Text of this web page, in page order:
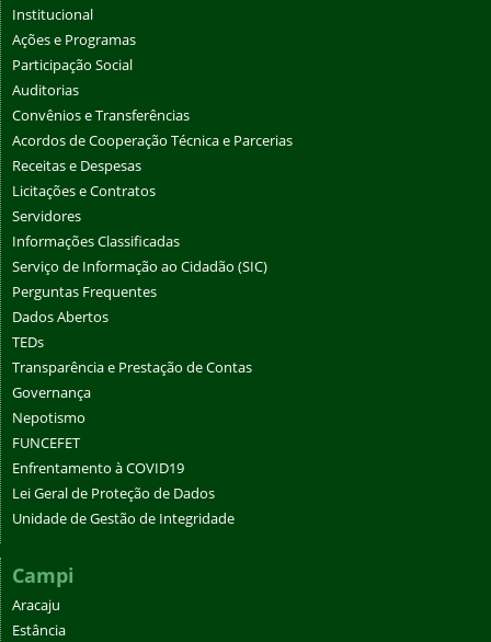
Institucional
Ações e Programas
Participação Social
Auditorias
Convênios e Transferências
Acordos de Cooperação Técnica e Parcerias
Receitas e Despesas
Licitações e Contratos
Servidores
Informações Classificadas
Serviço de Informação ao Cidadão (SIC)
Perguntas Frequentes
Dados Abertos
TEDs
Transparência e Prestação de Contas
Governança
Nepotismo
FUNCEFET
Enfrentamento à COVID19
Lei Geral de Proteção de Dados
Unidade de Gestão de Integridade
Campi
Aracaju
Estância